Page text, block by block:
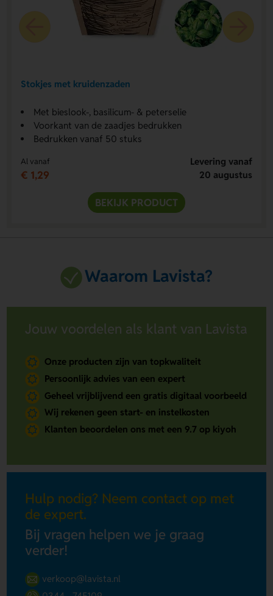
Stokjes met kruidenzaden
Met bieslook-, basilicum- & peterselie
Voorkant van de zaadjes bedrukken
Bedrukken vanaf 50 stuks
Al vanaf
€ 1,29
Levering vanaf
20 augustus
BEKIJK PRODUCT
Waarom Lavista?
Jouw voordelen als klant van Lavista
Onze producten zijn van topkwaliteit
Persoonlijk advies van een expert
Geheel vrijblijvend een gratis digitaal voorbeeld
Wij rekenen geen start- en instelkosten
Klanten beoordelen ons met een 9.7 op kiyoh
Hulp nodig? Neem contact op met
de expert.
Bij vragen helpen we je graag
verder!
verkoop@lavista.nl